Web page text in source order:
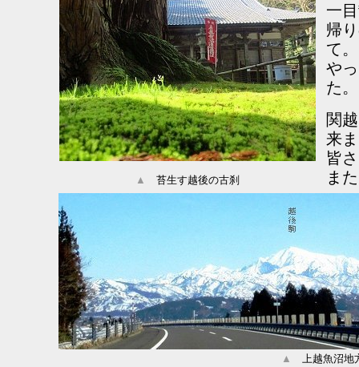
一
帰
て。
や
た。
関
来
皆
ま
▲ 苔生す越後の古刹
▲ 上越魚沼地